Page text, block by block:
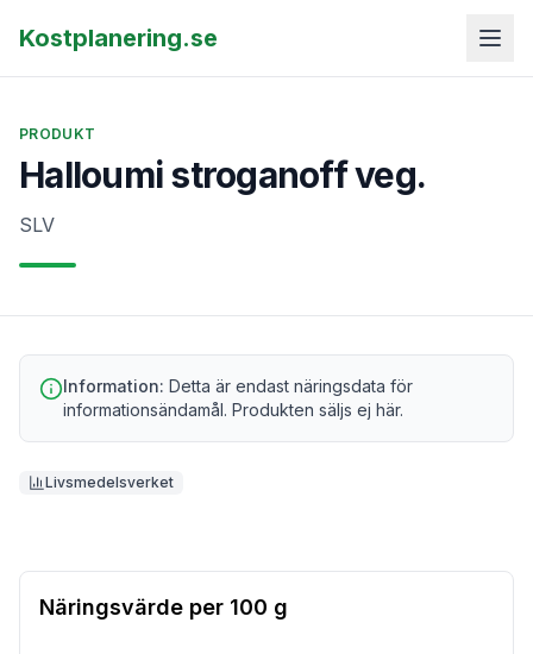
Kostplanering.se
PRODUKT
Halloumi stroganoff veg.
SLV
Information: Detta är endast näringsdata för
informationsändamål. Produkten säljs ej här.
Livsmedelsverket
Näringsvärde per 100 g